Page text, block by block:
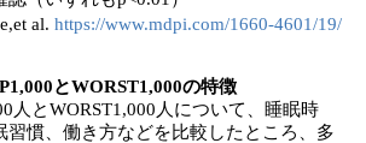
al. https://www.mdpi.com/1660-4601/19/
とWORST1,000の特徴
人とWORST1,000人について、睡眠時
習慣、働き方などを比較したところ、多